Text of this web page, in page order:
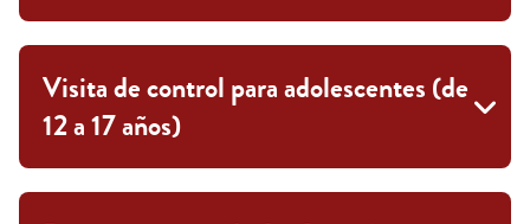
Visita de control para adolescentes (de
12 a 17 años)